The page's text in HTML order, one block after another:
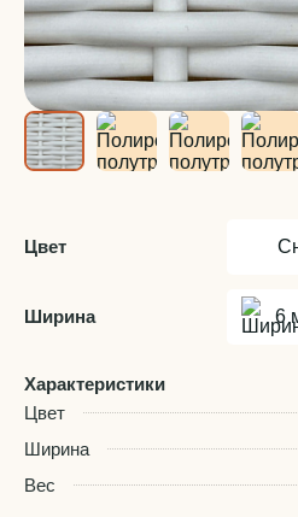
Цвет
Ширина 6
Характеристики
Цвет
Ширина
Вес